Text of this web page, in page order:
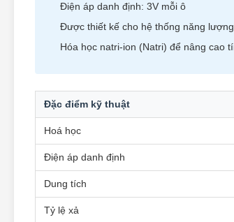
Điện áp danh định: 3V mỗi ô
Được thiết kế cho hệ thống năng
Hóa học natri-ion (Natri) để nâng cao
Đặc điểm kỹ thuật
Hoá học
Điện áp danh định
Dung tích
Tỷ lệ xả